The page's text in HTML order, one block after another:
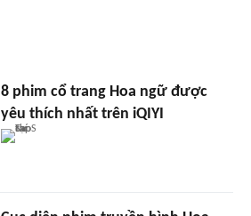
8 phim cổ trang Hoa ngữ được
yêu thích nhất trên iQIYI